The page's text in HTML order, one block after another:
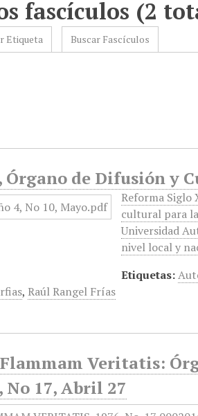
fascículos (2
Etiqueta Buscar Fascículos
de Difusión y
Reforma Siglo
cultural para
Universidad
nivel local y
Etiquetas:
, Raúl Rangel Frías
Veritatis:
No 17, Abril 27